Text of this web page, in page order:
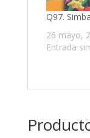
Q97. Simba
26 mayo,
Entrada